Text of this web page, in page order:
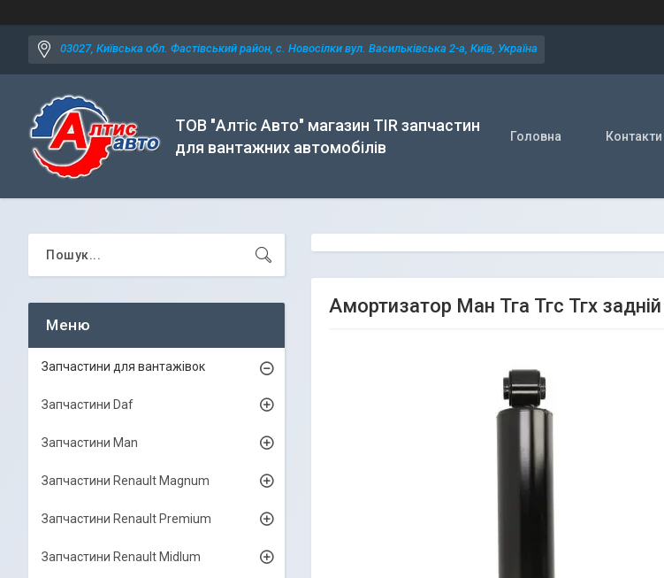
03027, Київська обл. Фастівський район, с. Новосілки вул. Васильківська 2-а, Київ, Україна
ТОВ "Алтіс Авто" магазин TIR запчастин
для вантажних автомобілів
Головна Контакти
Амортизатор Ман Тга Тгс Тгх
Запчастини для вантажівок
Запчастини Daf
Запчастини Man
Запчастини Renault Magnum
Запчастини Renault Premium
Запчастини Renault Midlum